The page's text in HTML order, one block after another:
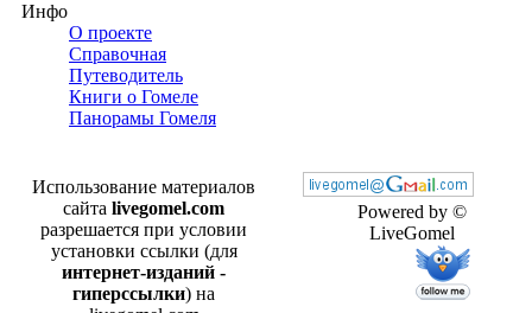
Инфо
О проекте
Справочная
Путеводитель
Книги о Гомеле
Панорамы Гомеля
Powered by ©
LiveGomel
Использование материалов
сайта livegomel.com
разрешается при условии
установки ссылки (для
интернет-изданий -
гиперссылки) на